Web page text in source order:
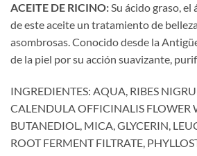
ACEITE DE RICINO:Su ácido graso,
de este aceite un tratamiento de
asombrosas. Conocido desde la
de la piel por su acción suavizante,
INGREDIENTES: AQUA, RIBES
CALENDULA OFFICINALIS FLOWER
BUTANEDIOL, MICA, GLYCERIN,
ROOT FERMENT FILTRATE,